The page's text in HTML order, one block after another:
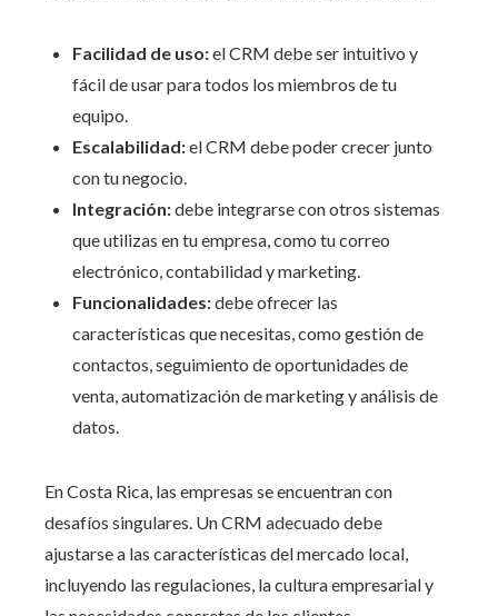
Facilidad de uso:el CRM debe ser intuitivo y
fácil de usar para todos los miembros de tu
equipo.
Escalabilidad:el CRM debe poder crecer junto
con tu negocio.
Integración:debe integrarse con otros sistemas
que utilizas en tu empresa, como tu correo
electrónico, contabilidad y marketing.
Funcionalidades:debe ofrecer las
características que necesitas, como gestión de
contactos, seguimiento de oportunidades de
venta, automatización de marketing y análisis de
datos.
En Costa Rica, las empresas se encuentran con
desafíos singulares. Un CRM adecuado debe
ajustarse a las características del mercado local,
incluyendo las regulaciones, la cultura empresarial y